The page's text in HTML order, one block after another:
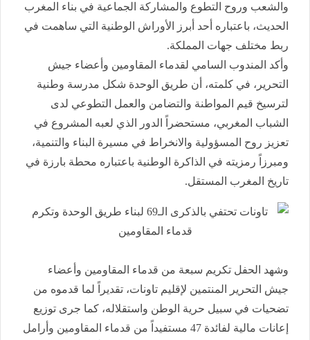
والشعب وروح التطوع والمشاركة الجماعية في بناء المغرب
الحديث، باعتباره أحد أبرز الأوراش الوطنية التي ساهمت في
ربط مختلف جهات المملكة.
وأكد المندوب السامي لقدماء المقاومين وأعضاء جيش
التحرير، في كلمته، أن طريق الوحدة شكل مدرسة وطنية
لترسيخ قيم المواطنة والتضامن والعمل التطوعي لدى
الشباب المغربي، مستحضراً الدور الذي لعبه المشروع في
تعزيز روح المسؤولية والانخراط في مسيرة البناء والتنمية،
ومبرزاً رمزيته في الذاكرة الوطنية باعتباره محطة بارزة في
تاريخ المغرب المستقل.
وشهد الحفل تكريم سبعة من قدماء المقاومين وأعضاء
جيش التحرير المنتمين لإقليم تاونات، تقديراً لما قدموه من
تضحيات في سبيل حرية الوطن واستقلاله، كما جرى توزيع
إعانات مالية لفائدة 47 مستفيداً من قدماء المقاومين وأرامل